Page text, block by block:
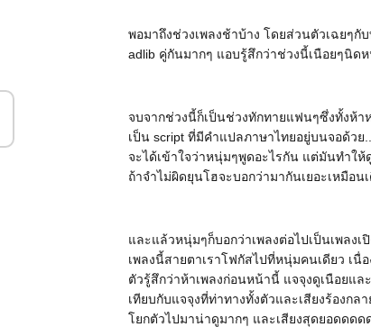
พอมาถึงช่วงเพลงช้าบ้าง โดยส่วนตัวเฉยๆกั
adlib คู่กันมากๆ แอบรู้สึกว่าช่วงนี้เนือยๆนิด
จบจากช่วงนี้ก็เป็นช่วงทักทายแฟนๆซึ่งทั้งห้า
เป็น script ที่มีคำแปลภาษาไทยอยู่บนจอด้ว
จะได้เข้าใจว่าหนุ่มๆพูดอะไรกัน แต่มันทำให้
ถ้าจำไม่ผิดยุนโฮจะบอกว่ามากันเยอะเหมือ
ละแล้วหนุ่มๆก็บอกว่าเพลงต่อไปเป็นเพลงเปิ
เพลงนี้สายตาเราโฟกัสไปที่หนุ่มคนเดียว เ
ตัวรู้สึกว่าห้าเพลงก่อนหน้านี้ แจจุงดูเนือยแ
เทียบกับแจจุงที่ท่าทางทั้งตัวและเสียงร้องกล
กตัวไปมาน่าดูมากๆ และเสียงสุดยอดดดด